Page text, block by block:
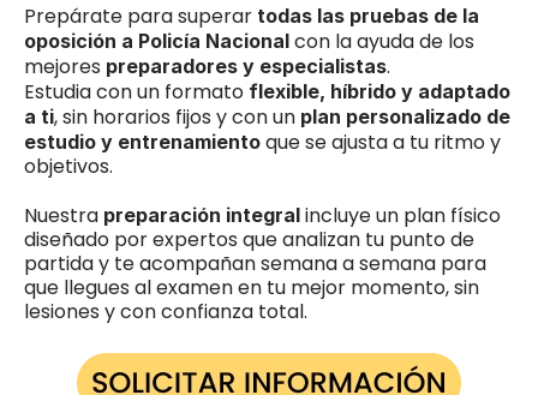
Prepárate para superar todas las pruebas de la
oposición a Policía Nacional con la ayuda de los
mejores preparadores y especialistas.
Estudia con un formato flexible, híbrido y adaptado
a ti, sin horarios fijos y con un plan personalizado de
estudio y entrenamiento que se ajusta a tu ritmo y
objetivos.
Nuestra preparación integral incluye un plan físico
diseñado por expertos que analizan tu punto de
partida y te acompañan semana a semana para
que llegues al examen en tu mejor momento, sin
lesiones y con confianza total.